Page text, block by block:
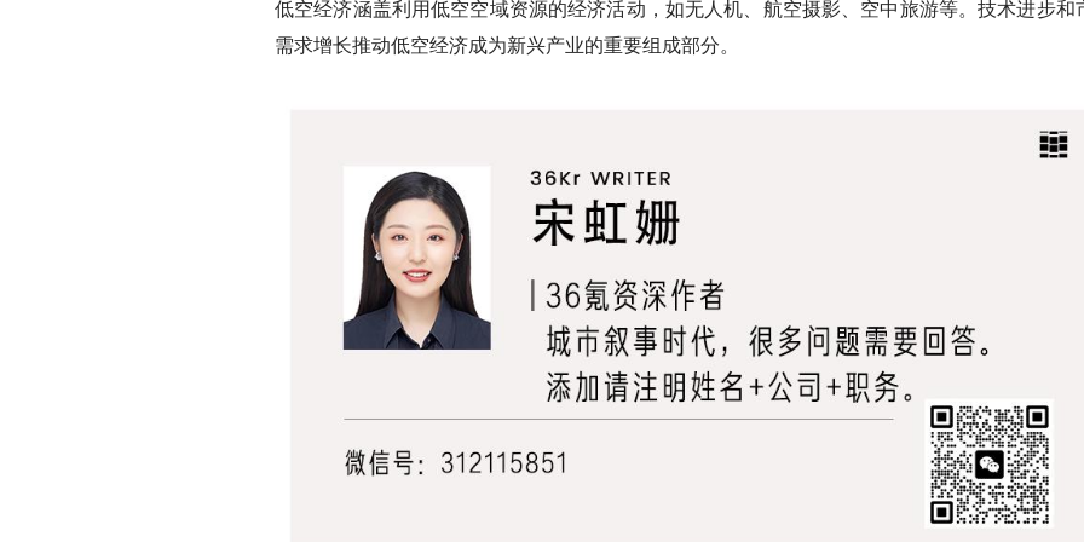
低空经济涵盖利用低空空域资源的经济活动，如无人机、航空摄影、空中旅游等。技术进步和
需求增长推动低空经济成为新兴产业的重要组成部分。